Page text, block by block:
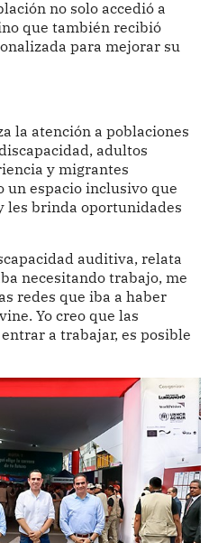
no solo accedió a
que también recibió
para mejorar su
la atención a poblaciones
adultos
y migrantes
un espacio inclusivo que
les brinda oportunidades
auditiva, relata
necesitando trabajo, me
redes que iba a haber
Yo creo que las
a trabajar, es posible